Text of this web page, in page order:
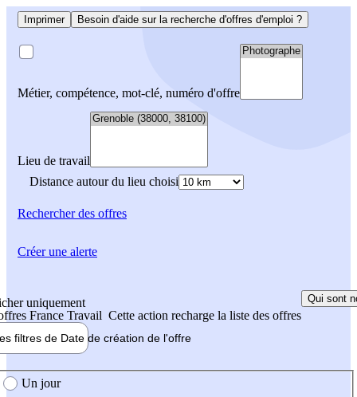
Imprimer Besoin d'aide sur la recherche d'offres d'emploi ?
Métier, compétence, mot-clé, numéro d'offre
Lieu de travail
Distance autour du lieu choisi
Rechercherdes offres
uniquement
France Travail Cette action recharge la liste des offres
Qui sont
filtres de Date de création de l'offre
création de l'offre
Un jour
Créer une alerte